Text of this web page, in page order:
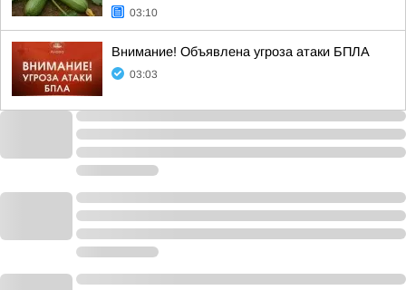
03:10
Внимание! Объявлена угроза атаки БПЛА
03:03